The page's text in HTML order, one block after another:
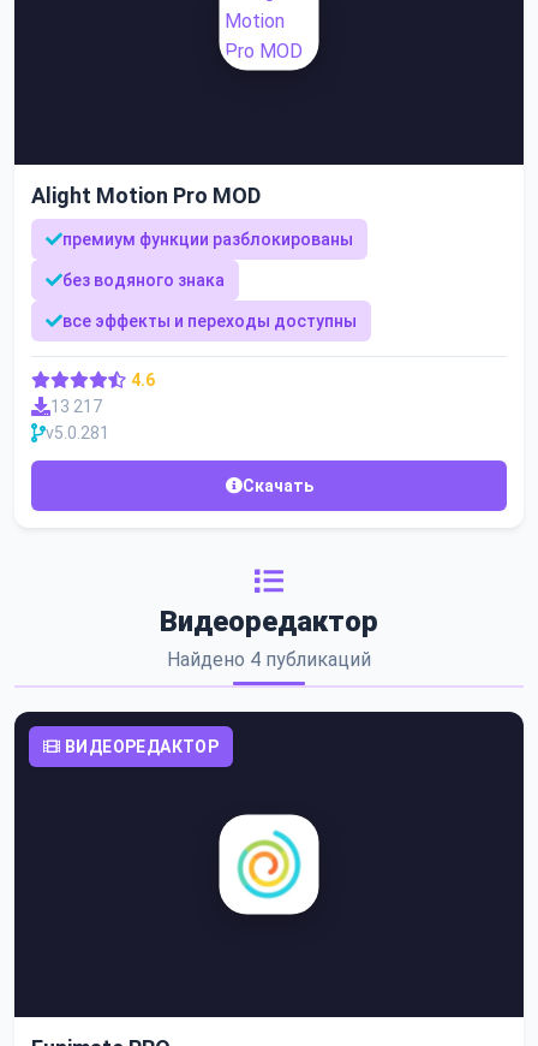
Alight Motion Pro MOD
премиум функции разблокированы
без водяного знака
все эффекты и переходы доступны
4.6
13 217
v5.0.281
Скачать
Видеоредактор
Найдено 4 публикаций
ВИДЕОРЕДАКТОР